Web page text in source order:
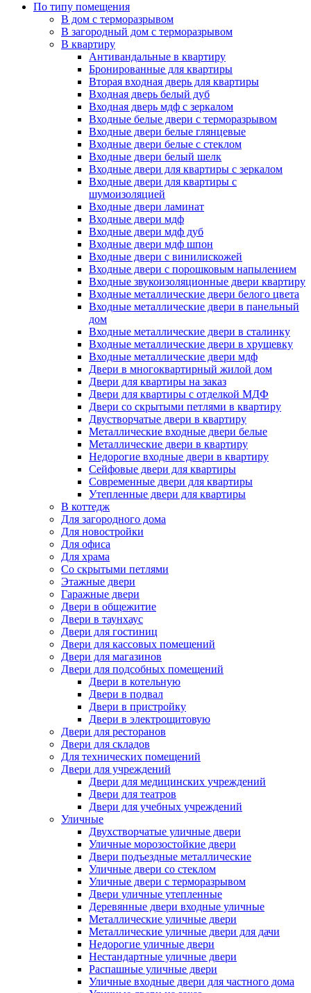
По типу помещения
В дом с терморазрывом
В загородный дом с терморазрывом
В квартиру
Антивандальные в квартиру
Бронированные для квартиры
Вторая входная дверь для квартиры
Входная дверь белый дуб
Входная дверь мдф с зеркалом
Входные белые двери с терморазрывом
Входные двери белые глянцевые
Входные двери белые с стеклом
Входные двери белый шелк
Входные двери для квартиры с зеркалом
Входные двери для квартиры с
шумоизоляцией
Входные двери ламинат
Входные двери мдф
Входные двери мдф дуб
Входные двери мдф шпон
Входные двери с винилискожей
Входные двери с порошковым напылением
Входные звукоизоляционные двери квартиру
Входные металлические двери белого цвета
Входные металлические двери в панельный
дом
Входные металлические двери в сталинку
Входные металлические двери в хрущевку
Входные металлические двери мдф
Двери в многоквартирный жилой дом
Двери для квартиры на заказ
Двери для квартиры с отделкой МДФ
Двери со скрытыми петлями в квартиру
Двустворчатые двери в квартиру
Металлические входные двери белые
Металлические двери в квартиру
Недорогие входные двери в квартиру
Сейфовые двери для квартиры
Современные двери для квартиры
Утепленные двери для квартиры
В коттедж
Для загородного дома
Для новостройки
Для офиса
Для храма
Со скрытыми петлями
Этажные двери
Гаражные двери
Двери в общежитие
Двери в таунхаус
Двери для гостиниц
Двери для кассовых помещений
Двери для магазинов
Двери для подсобных помещений
Двери в котельную
Двери в подвал
Двери в пристройку
Двери в электрощитовую
Двери для ресторанов
Двери для складов
Для технических помещений
Двери для учреждений
Двери для медицинских учреждений
Двери для театров
Двери для учебных учреждений
Уличные
Двухстворчатые уличные двери
Уличные морозостойкие двери
Двери подъездные металлические
Уличные двери со стеклом
Уличные двери с терморазрывом
Двери уличные утепленные
Деревянные двери входные уличные
Металлические уличные двери
Металлические уличные двери для дачи
Недорогие уличные двери
Нестандартные уличные двери
Распашные уличные двери
Уличные входные двери для частного дома